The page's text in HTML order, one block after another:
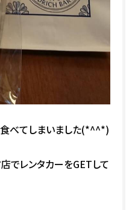
食べてしまいました(*^^*)
でレンタカーをGETして